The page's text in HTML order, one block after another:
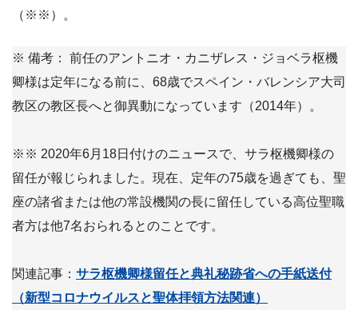
（※※）。
※ 備考： 前任のアントニオ・カニザレス・ジョベラ枢機
卿様は定年になる前に、68歳でスペイン・バレンシア大司
教区の教区長へと御異動になっています（2014年）。
※※ 2020年6月18日付けのニュースで、サラ枢機卿様の
留任が報じられました。現在、定年の75歳を過ぎても、聖
座の諸省または他の常設機関の長に留任している高位聖職
者方は他7名おられるとのことです。
関連記事： サラ枢機卿様留任と典礼秘跡省への手紙送付
（新型コロナウイルスと聖体拝領方法関連）